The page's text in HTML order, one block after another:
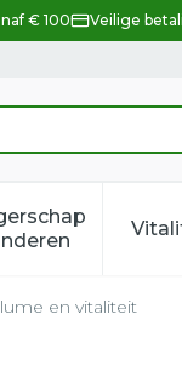
€ 100 Veilige
en
Dieet,
Toon submenu
en vitaliteit